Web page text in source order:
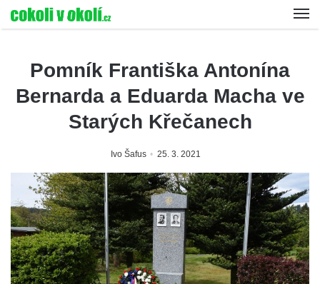
Pomník Františka Antonína
Bernarda a Eduarda Macha ve
Starých Křečanech
Ivo Šafus 25. 3. 2021